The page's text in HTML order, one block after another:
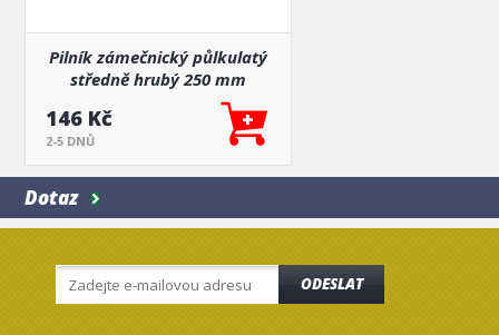
Pilník zámečnický půlkulatý
středně hrubý 250 mm
146 Kč
2-5 DNŮ
Dotaz
ODESLAT